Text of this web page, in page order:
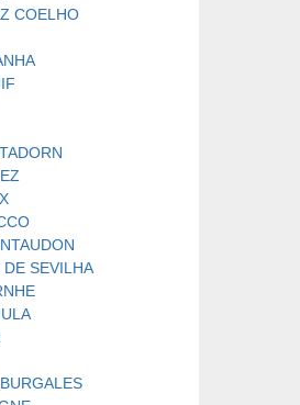
COELHO
SEVILHA